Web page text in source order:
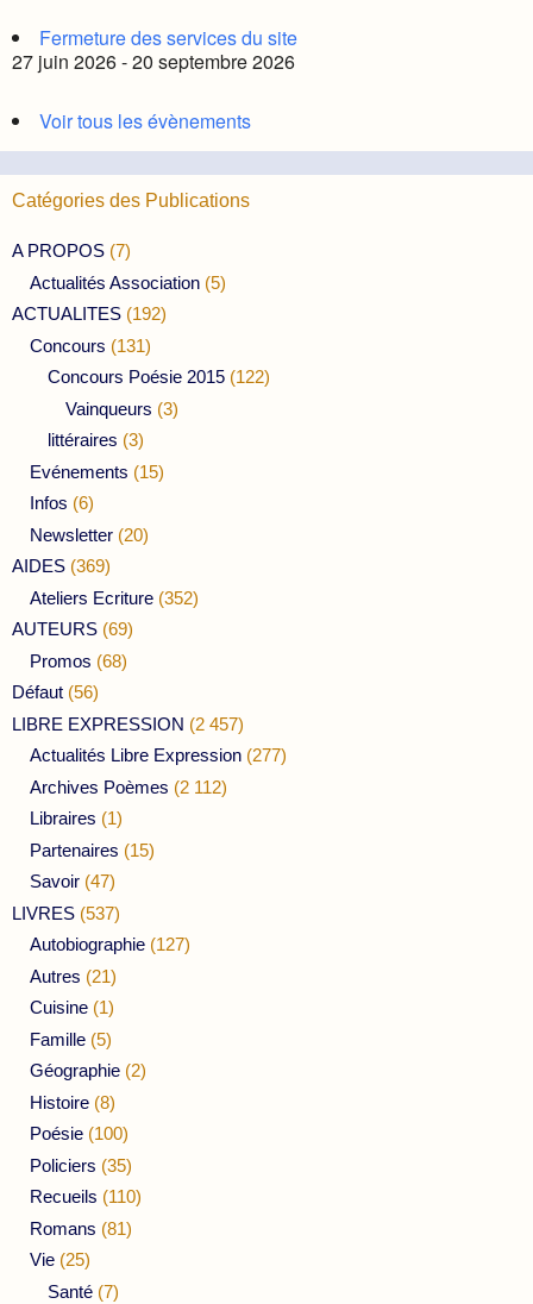
Fermeture des services du site
27 juin 2026 - 20 septembre 2026
Voir tous les évènements
Catégories des Publications
A PROPOS (7)
Actualités Association (5)
ACTUALITES (192)
Concours (131)
Concours Poésie 2015 (122)
Vainqueurs (3)
littéraires (3)
Evénements (15)
Infos (6)
Newsletter (20)
AIDES (369)
Ateliers Ecriture (352)
AUTEURS (69)
Promos (68)
Défaut (56)
LIBRE EXPRESSION (2 457)
Actualités Libre Expression (277)
Archives Poèmes (2 112)
Libraires (1)
Partenaires (15)
Savoir (47)
LIVRES (537)
Autobiographie (127)
Autres (21)
Cuisine (1)
Famille (5)
Géographie (2)
Histoire (8)
Poésie (100)
Policiers (35)
Recueils (110)
Romans (81)
Vie (25)
Santé (7)